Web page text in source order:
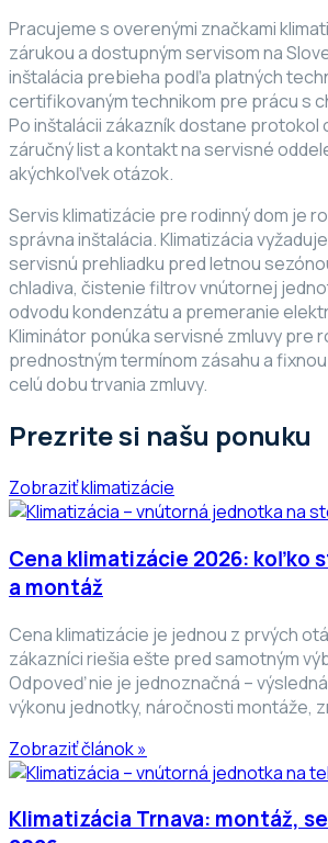
Pracujeme s overenými značkami
zárukou a dostupným servisom na
inštalácia prebieha podľa platných
certifikovaným technikom pre prácu s
Po inštalácii zákazník dostane protokol
záručný list a kontakt na servisné
akýchkoľvek otázok.
Servis klimatizácie pre rodinný dom je
správna inštalácia. Klimatizácia
servisnú prehliadku pred letnou
chladiva, čistenie filtrov vnútornej
odvodu kondenzátu a premeranie
Kliminátor ponúka servisné zmluvy pre
prednostným termínom zásahu a
celú dobu trvania zmluvy.
Prezrite si našu ponuku
Zobraziť klimatizácie
Cena klimatizácie 2026: koľko
a montáž
Cena klimatizácie je jednou z prvých
zákazníci riešia ešte pred samotným
Odpoveď nie je jednoznačná –
výkonu jednotky, náročnosti montáže,
Zobraziť článok »
Klimatizácia Trnava: montáž,